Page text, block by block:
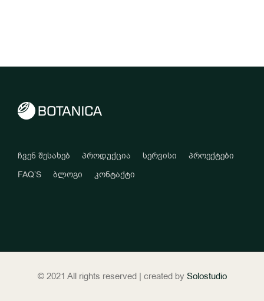
ჩვენ შესახებ პროდუქცია სერვისი
პროექტები
FAQ’S
ბლოგი კონტაქტი
© 2021 All rights reserved | created by Solostudio